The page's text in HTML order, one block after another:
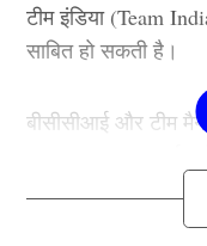
टीम इंडिया (Team
साबित हो सकती है।
बीसीसीआई और टीम
ही ऐसे खिलाड़ियों पर
आज हम आपको 3 ऐसे